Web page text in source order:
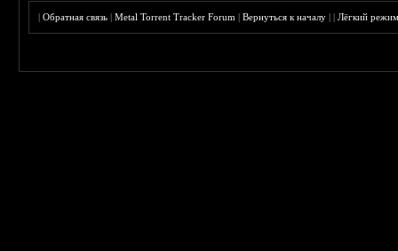
|Обратная связь |Metal Torrent Tracker Forum |Вернуться к началу ||Лёгкий